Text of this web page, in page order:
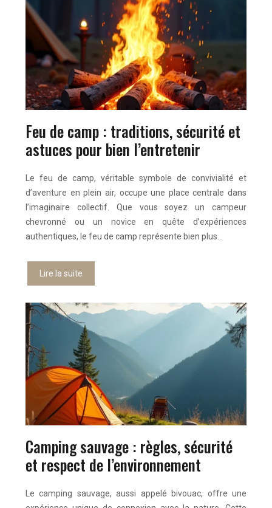
Feu de camp : traditions, sécurité et
astuces pour bien l’entretenir
Le feu de camp, véritable symbole de convivialité et
d’aventure en plein air, occupe une place centrale dans
l’imaginaire collectif. Que vous soyez un campeur
chevronné ou un novice en quête d’expériences
authentiques, le feu de camp représente bien plus…
Lire la suite
Camping sauvage : règles, sécurité
et respect de l’environnement
Le camping sauvage, aussi appelé bivouac, offre une